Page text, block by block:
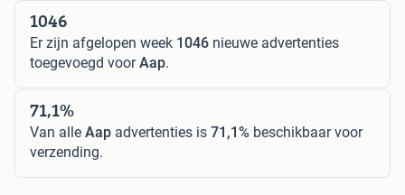
1046
Er zijn afgelopen week 1046 nieuwe advertenties
toegevoegd voorAap.
71,1%
Van alle Aap advertenties is 71,1% beschikbaar voor
verzending.